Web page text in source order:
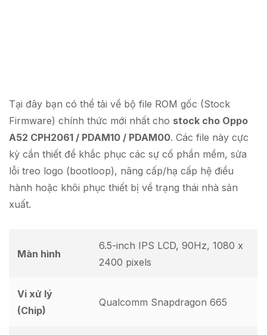
Tại đây bạn có thể tải về bộ file ROM gốc (Stock
Firmware) chính thức mới nhất cho stock cho Oppo
A52 CPH2061 / PDAM10 / PDAM00. Các file này cực
kỳ cần thiết để khắc phục các sự cố phần mềm, sửa
lỗi treo logo (bootloop), nâng cấp/hạ cấp hệ điều
hành hoặc khôi phục thiết bị về trạng thái nhà sản
xuất.
Màn hình
6.5-inch IPS LCD, 90Hz, 1080 x
2400 pixels
Vi xử lý
(Chip)
Qualcomm Snapdragon 665